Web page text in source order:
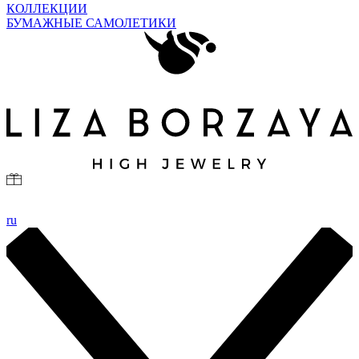
КОЛЛЕКЦИИ
БУМАЖНЫЕ САМОЛЕТИКИ
ru